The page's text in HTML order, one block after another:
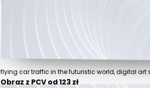
Obraz z PCV od 123 zł